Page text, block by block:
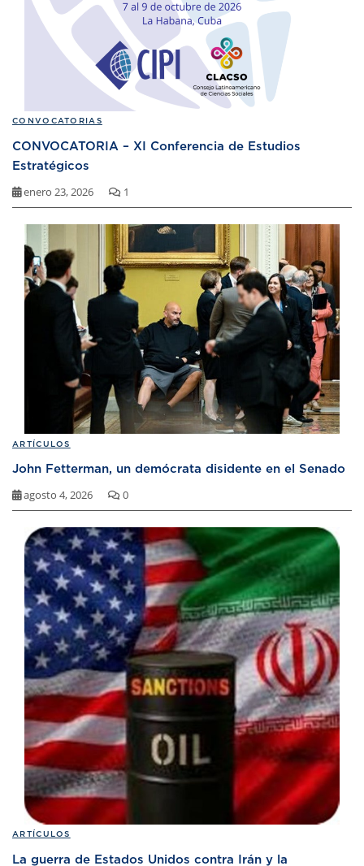
CONVOCATORIAS
CONVOCATORIA – XI Conferencia de Estudios
Estratégicos
enero 23, 2026 1
ARTÍCULOS
John Fetterman, un demócrata disidente en el Senado
agosto 4, 2026 0
ARTÍCULOS
La guerra de Estados Unidos contra Irán y la